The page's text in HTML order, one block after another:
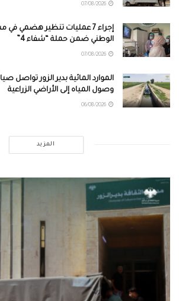
إجراء 7 عمليات تنظير هضمي
الوطني ضمن حملة “شفاء 4”
الموارد المائية بدير الزور تواصل
وصول المياه إلى الأراضي الزراعية
المزيد